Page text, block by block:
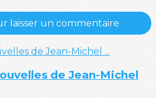
laisser un commentaire
de Jean-Michel